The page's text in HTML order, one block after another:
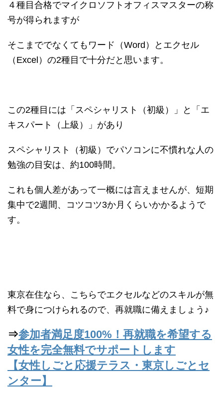
４種目合格でマイクロソフトオフィスマスターの称
号が得られますが
そこまででなくてもワード（Word）とエクセル
（Excel）の2種目で十分だと思います。
この2種目には「スペシャリスト（初級）」と「エ
キスパート（上級）」があり
スペシャリスト（初級）でパソコンに不慣れな人の
勉強の目安は、約100時間。
これも個人差があって一概には言えませんが、短期
集中で2週間、コツコツ3か月くらいかかるようで
す。
東京在住なら、こちらでエクセルなどのスキルが無
料で身につけられるので、再就職に備えましょう♪
⇒参加者満足度100%！再就職を希望する
女性を完全無料でサポートします
【女性しごと応援テラス・東京しごとセ
ンター】